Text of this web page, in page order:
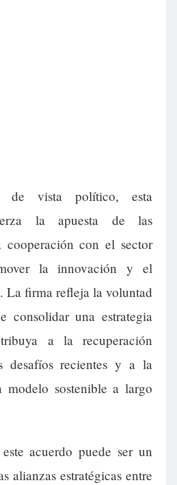
de vista político, esta
la apuesta de las
cooperación con el sector
la innovación y el
La firma refleja la voluntad
consolidar una estrategia
a la recuperación
desafíos recientes y a la
modelo sostenible a largo
acuerdo puede ser un
alianzas estratégicas entre